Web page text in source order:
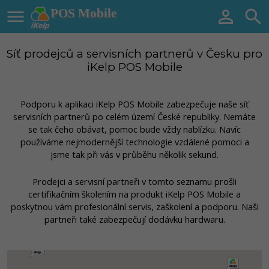
POS Mobile
  
Síť prodejců a servisních partnerů v Česku pro
iKelp POS Mobile
Podporu k aplikaci iKelp POS Mobile zabezpečuje naše síť
servisních partnerů po celém území České republiky. Nemáte
se tak čeho obávat, pomoc bude vždy nablízku. Navíc
používáme nejmodernější technologie vzdálené pomoci a
jsme tak při vás v průběhu několik sekund.
Prodejci a servisní partneři v tomto seznamu prošli
certifikačním školením na produkt iKelp POS Mobile a
poskytnou vám profesionální servis, zaškolení a podporu. Naši
partneři také zabezpečují dodávku hardwaru.